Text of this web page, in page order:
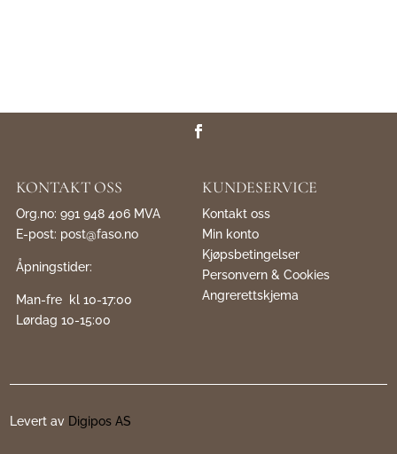
KONTAKT OSS
Org.no: 991 948 406 MVA
E-post: post@faso.no
Åpningstider:
Man-fre kl 10-17:00
Lørdag 10-15:00
KUNDESERVICE
Kontakt oss
Min konto
Kjøpsbetingelser
Personvern & Cookies
Angrerettskjema
Levert av Digipos AS